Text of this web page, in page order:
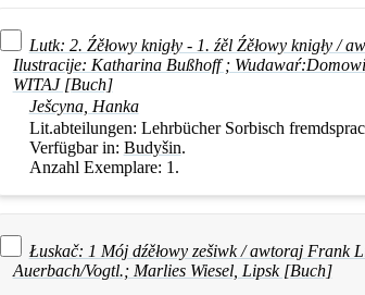
Lutk: 2. Źěłowy knigły - 1. źěl Źěłowy knigły /
Ilustracije: Katharina Bußhoff ;
WITAJ [Buch]
Ješcyna, Hanka
Lit.abteilungen: Lehrbücher Sorbisch
Verfügbar in: Budyšin.
Anzahl Exemplare: 1.
Łuskač: 1 Mój dźěłowy zešiwk / awtoraj Frank
Auerbach/Vogtl.; Marlies Wiesel, Lipsk [Buch]